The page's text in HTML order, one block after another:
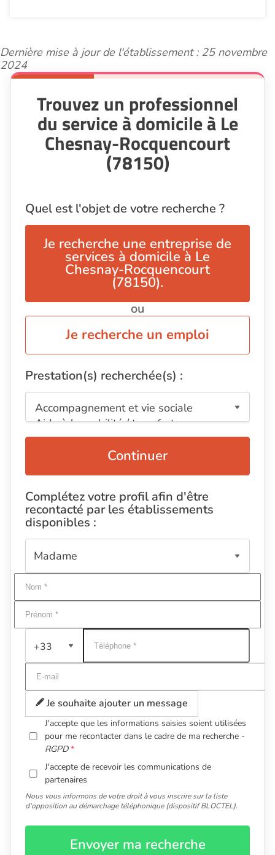
Dernière mise à jour de l'établissement : 25 novembre
2024
Trouvez un professionnel
du service à domicile à Le
Chesnay-Rocquencourt
(78150)
Quel est l'objet de votre recherche ?
Je recherche une entreprise de
services à domicile à Le
Chesnay-Rocquencourt
(78150).
ou
Je recherche un emploi
Prestation(s) recherchée(s) :
Continuer
Complétez votre profil afin d'être
recontacté par les établissements
disponibles :
+33
Je souhaite ajouter un message
J'accepte que les informations saisies soient utilisées
pour me recontacter dans le cadre de ma recherche -
RGPD
J'accepte de recevoir les communications de
partenaires
Nous vous informons de votre droit à vous inscrire sur la liste
d'opposition au démarchage téléphonique (dispositif BLOCTEL).
Envoyer ma recherche